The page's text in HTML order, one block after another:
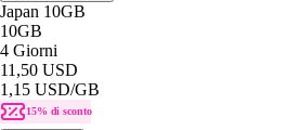
Japan 10GB
10GB
4 Giorni
11,50 USD
1,15 USD/GB
15% di sconto